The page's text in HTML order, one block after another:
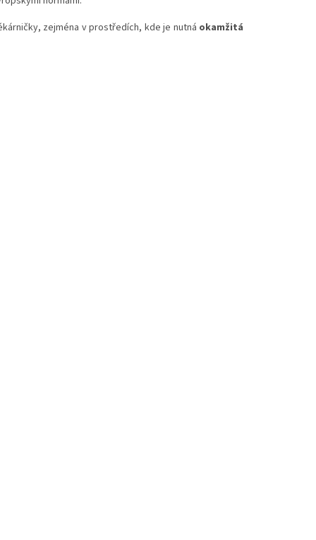
zejména v prostředích, kde je nutná okamžitá